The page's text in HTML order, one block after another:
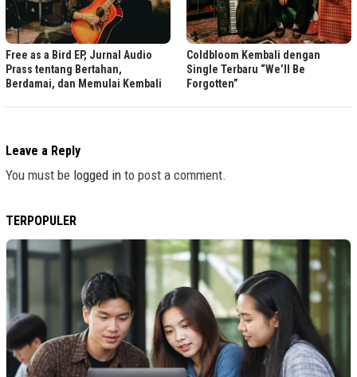
Free as a Bird EP, Jurnal Audio
Prass tentang Bertahan,
Berdamai, dan Memulai Kembali
Coldbloom Kembali dengan
Single Terbaru “We’ll Be
Forgotten”
Leave a Reply
You must be logged in to post a comment.
TERPOPULER